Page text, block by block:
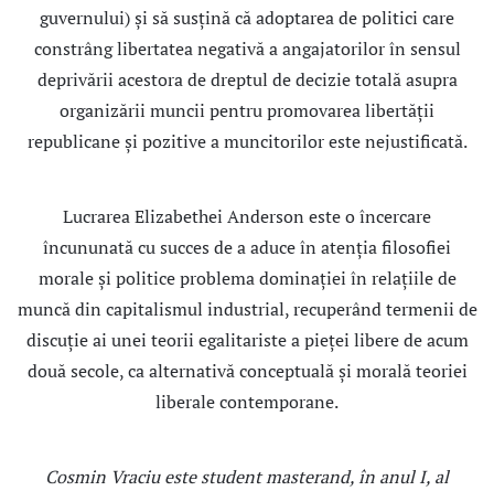
guvernului) şi să susţină că adoptarea de politici care
constrâng libertatea negativă a angajatorilor în sensul
deprivării acestora de dreptul de decizie totală asupra
organizării muncii pentru promovarea libertăţii
republicane şi pozitive a muncitorilor este nejustificată.
Lucrarea Elizabethei Anderson este o încercare
încununată cu succes de a aduce în atenţia filosofiei
morale şi politice problema dominaţiei în relaţiile de
muncă din capitalismul industrial, recuperând termenii de
discuție ai unei teorii egalitariste a pieţei libere de acum
două secole, ca alternativă conceptuală şi morală teoriei
liberale contemporane.
Cosmin Vraciu este student masterand, în anul I, al